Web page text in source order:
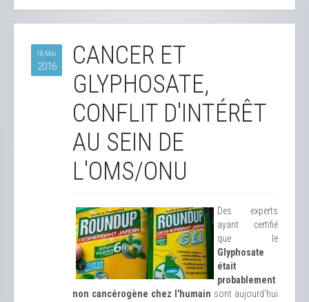
18 Mai
2016
CANCER ET
GLYPHOSATE,
CONFLIT D'INTÉRÊT
AU SEIN DE
L'OMS/ONU
Des experts
ayant certifié
que le
Glyphosate
était
probablement
non cancérogène chez l'humain sont aujourd'hui